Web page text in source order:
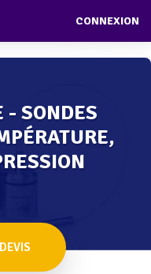
CONNEXION
- SONDES